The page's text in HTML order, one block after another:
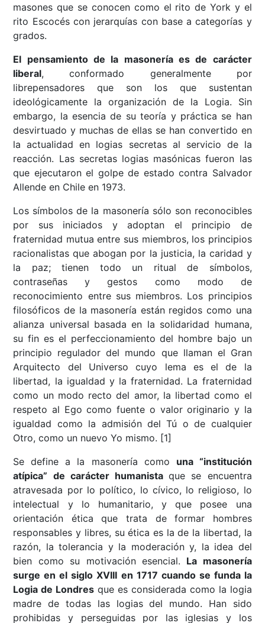
masones que se conocen como el rito de York y el
rito Escocés con jerarquías con base a categorías y
grados.
El pensamiento de la masonería es de carácter
liberal, conformado generalmente por
librepensadores que son los que sustentan
ideológicamente la organización de la Logia. Sin
embargo, la esencia de su teoría y práctica se han
desvirtuado y muchas de ellas se han convertido en
la actualidad en logias secretas al servicio de la
reacción. Las secretas logias masónicas fueron las
que ejecutaron el golpe de estado contra Salvador
Allende en Chile en 1973.
Los símbolos de la masonería sólo son reconocibles
por sus iniciados y adoptan el principio de
fraternidad mutua entre sus miembros, los principios
racionalistas que abogan por la justicia, la caridad y
la paz; tienen todo un ritual de símbolos,
contraseñas y gestos como modo de
reconocimiento entre sus miembros. Los principios
filosóficos de la masonería están regidos como una
alianza universal basada en la solidaridad humana,
su fin es el perfeccionamiento del hombre bajo un
principio regulador del mundo que llaman el Gran
Arquitecto del Universo cuyo lema es el de la
libertad, la igualdad y la fraternidad. La fraternidad
como un modo recto del amor, la libertad como el
respeto al Ego como fuente o valor originario y la
igualdad como la admisión del Tú o de cualquier
Otro, como un nuevo Yo mismo. [1]
Se define a la masonería como una “institución
atípica” de carácter humanistaque se encuentra
atravesada por lo político, lo cívico, lo religioso, lo
intelectual y lo humanitario, y que posee una
orientación ética que trata de formar hombres
responsables y libres, su ética es la de la libertad, la
razón, la tolerancia y la moderación y, la idea del
bien como su motivación esencial. La masonería
surge en el siglo XVIII en 1717 cuando se funda la
Logia de Londres que es considerada como la logia
madre de todas las logias del mundo. Han sido
prohibidas y perseguidas por las iglesias y los